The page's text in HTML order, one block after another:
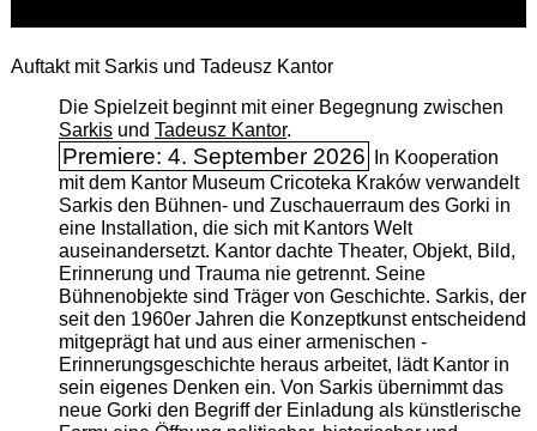
Auftakt mit Sarkis und Tadeusz Kantor
Die Spielzeit beginnt mit einer Begegnung zwischen
Sarkisund Tadeusz Kantor.
Premiere: 4. September 2026
In Kooperation
mit dem Kantor Museum Cricoteka Kraków verwandelt
Sarkis den Bühnen- und Zuschauerraum des Gorki in
eine Installation, die sich mit Kantors Welt
auseinandersetzt. Kantor dachte Theater, Objekt, Bild,
Erinnerung und Trauma nie getrennt. Seine
Bühnenobjekte sind Träger von Geschichte. Sarkis, der
seit den 1960er Jahren die Konzeptkunst entscheidend
mitgeprägt hat und aus einer armenischen ­
Erinnerungsgeschichte heraus arbeitet, lädt Kantor in
sein eigenes Denken ein. Von Sarkis übernimmt das
neue Gorki den Begriff der Einladung als künstlerische